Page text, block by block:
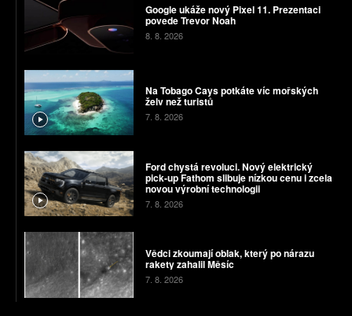
Google ukáže nový Pixel 11. Prezentaci
povede Trevor Noah
8. 8. 2026
Na Tobago Cays potkáte víc mořských
želv než turistů
7. 8. 2026
Ford chystá revoluci. Nový elektrický
pick-up Fathom slibuje nízkou cenu i zcela
novou výrobní technologii
7. 8. 2026
Vědci zkoumají oblak, který po nárazu
rakety zahalil Měsíc
7. 8. 2026